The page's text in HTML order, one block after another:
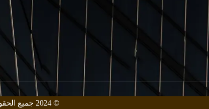
© 2024 جميع الحقوق محفوظة من قبل معهد زيني للهندسة المعمارية